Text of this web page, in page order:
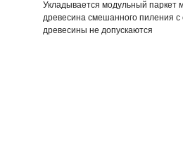
Укладывается модульный паркет
древесина смешанного пиления с
древесины не допускаются